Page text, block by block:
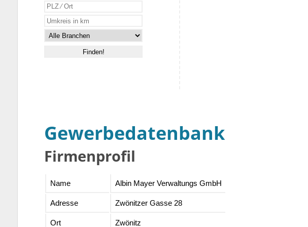
Gewerbedatenbank
Firmenprofil
Name Albin Mayer Verwaltungs GmbH
Adresse Zwönitzer Gasse 28
Ort Zwönitz